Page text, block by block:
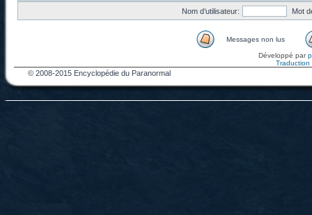
Nom d’utilisateur: Mot
Messages non lus
Développé par
Traduction
© 2008-2015 Encyclopédie du Paranormal